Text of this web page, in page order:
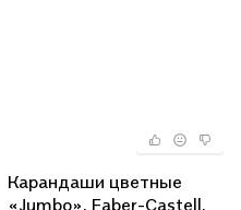
Карандаши цветные
«Jumbo», Faber-Castell,